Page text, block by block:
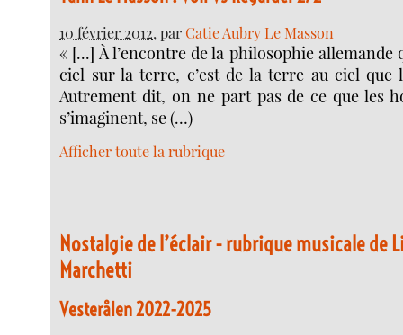
10 février 2012, par Catie Aubry Le Masson
« [...] À l’encontre de la philosophie allemande
ciel sur la terre, c’est de la terre au ciel que
Autrement dit, on ne part pas de ce que les
s’imaginent, se (…)
Afficher toute la rubrique
Nostalgie de l’éclair - rubrique musicale de
Marchetti
Vesterålen 2022-2025